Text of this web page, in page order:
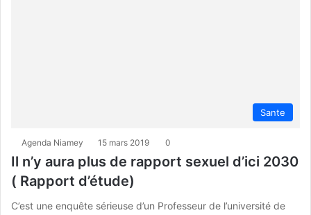
Sante
Agenda Niamey 15 mars 2019 0
Il n’y aura plus de rapport sexuel d’ici 2030
( Rapport d’étude)
C’est une enquête sérieuse d’un Professeur de l’université de